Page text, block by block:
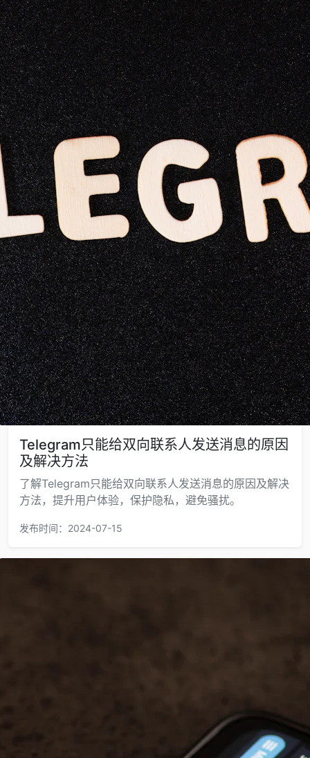
Telegram只能给双向联系人发送消息的原因
及解决方法
了解Telegram只能给双向联系人发送消息的原因及解决
方法，提升用户体验，保护隐私，避免骚扰。
发布时间：2024-07-15